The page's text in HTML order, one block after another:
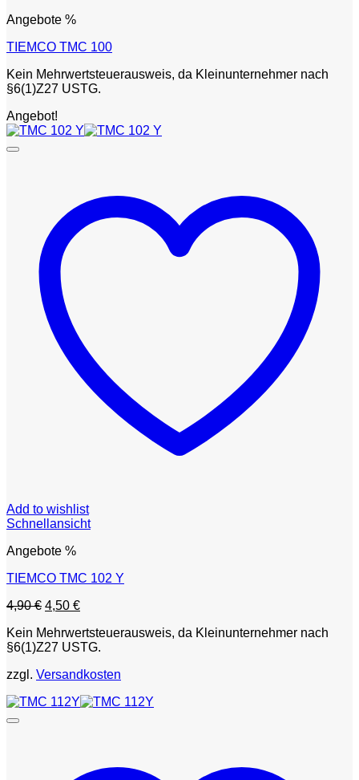
Angebote %
TIEMCO TMC 100
Kein Mehrwertsteuerausweis, da Kleinunternehmer nach
§6(1)Z27 USTG.
Angebot!
Add to wishlist
Schnellansicht
Angebote %
TIEMCO TMC 102 Y
4,90€ Ursprünglicher
war:
4,90 €
4,50 €Aktueller
ist:
4,50 €.
Kein Mehrwertsteuerausweis, da Kleinunternehmer nach
§6(1)Z27 USTG.
zzgl. Versandkosten